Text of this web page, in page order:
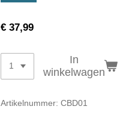
€ 37,99
In
winkelwagen
Artikelnummer: CBD01